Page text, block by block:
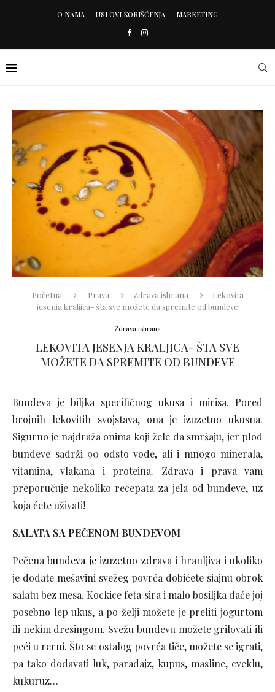
O NAMA USLOVI KORIŠĆENJA MARKETING
Početna Prava Zdrava ishrana
Lekovita
jesenja kraljica- šta sve možete da spremite od bundeve
Zdrava ishrana
LEKOVITA JESENJA KRALJICA- ŠTA SVE
MOŽETE DA SPREMITE OD BUNDEVE
Bundeva je biljka specifičnog ukusa i mirisa. Pored
brojnih lekovitih svojstava, ona je izuzetno ukusna.
Sigurno je najdraža onima koji žele da smršaju, jer plod
bundeve sadrži 90 odsto vode, ali i mnogo minerala,
vitamina, vlakana i proteina. Zdrava i prava vam
preporučuje nekoliko recepata za jela od bundeve, uz
koja ćete uživati!
SALATA SA PEČENOM BUNDEVOM
Pečenabundeva jeizuzetno zdrava i hranljiva i ukoliko
je dodate mešavini svežeg povrća dobićete sjajnu obrok
salatu bez mesa. Kockice feta sira i malo bosiljka daće joj
posebno lep ukus, a po želji možete je preliti jogurtom
ili nekim dresingom. Svežu bundevu možete grilovati ili
peći u rerni. Što se ostalog povrća tiče, možete se igrati,
pa tako dodavati luk, paradajz, kupus, masline, cveklu,
kukuruz…